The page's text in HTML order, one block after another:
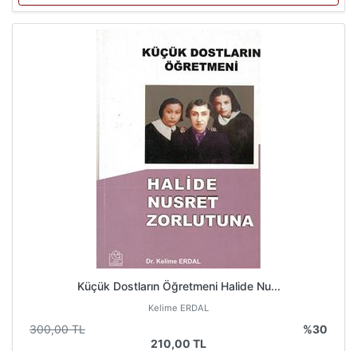
Küçük Dostların Öğretmeni Halide Nu...
Kelime ERDAL
300,00 TL
%30
210,00 TL